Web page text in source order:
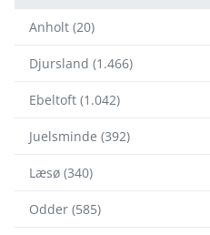
Anholt (20)
Djursland (1.466)
Ebeltoft (1.042)
Juelsminde (392)
Læsø (340)
Odder (585)